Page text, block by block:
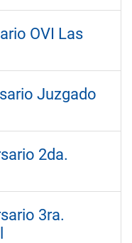
OVI Las
Juzgado
2da.
3ra.